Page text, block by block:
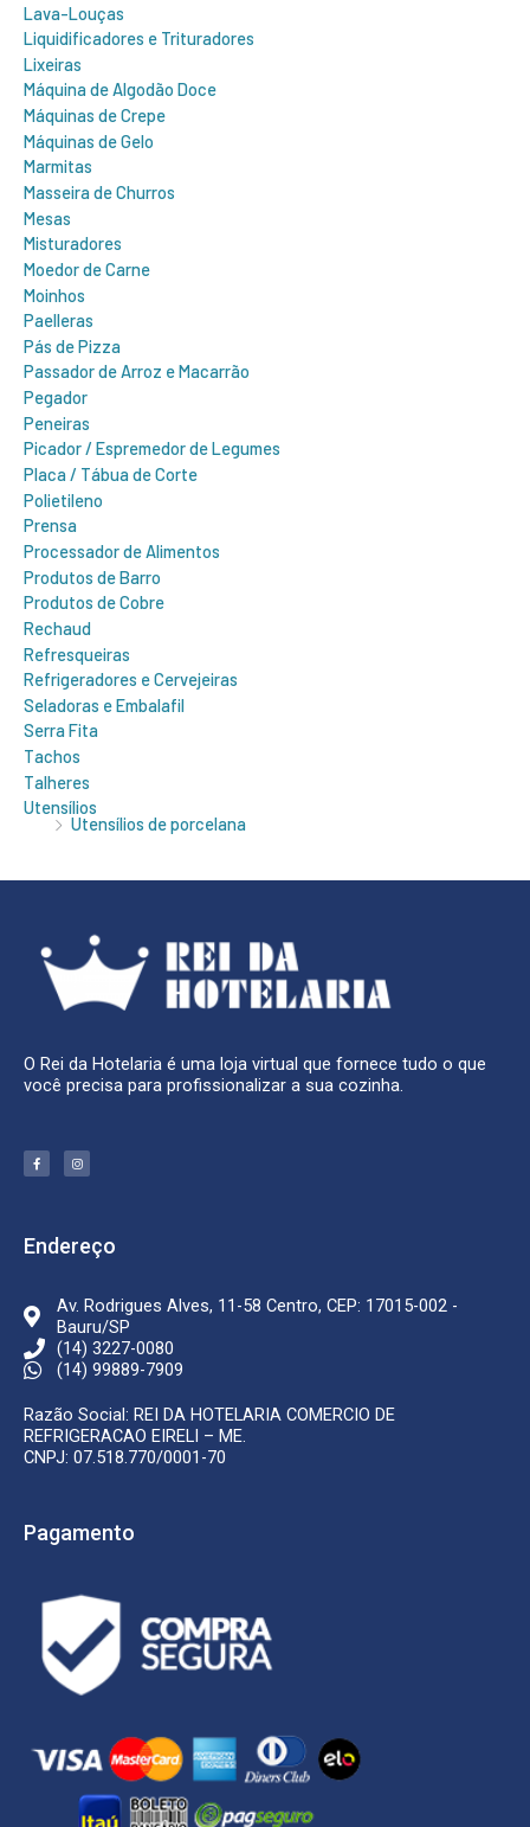
Lava-Louças
Liquidificadores e Trituradores
Lixeiras
Máquina de Algodão Doce
Máquinas de Crepe
Máquinas de Gelo
Marmitas
Masseira de Churros
Mesas
Misturadores
Moedor de Carne
Moinhos
Paelleras
Pás de Pizza
Passador de Arroz e Macarrão
Pegador
Peneiras
Picador / Espremedor de Legumes
Placa / Tábua de Corte
Polietileno
Prensa
Processador de Alimentos
Produtos de Barro
Produtos de Cobre
Rechaud
Refresqueiras
Refrigeradores e Cervejeiras
Seladoras e Embalafil
Serra Fita
Tachos
Talheres
Utensílios
Utensílios de porcelana
O Rei da Hotelaria é uma loja virtual que fornece tudo o que
você precisa para profissionalizar a sua cozinha.
F
a
c
k
-
I
n
s
m
Endereço
Av. Rodrigues Alves, 11-58 Centro, CEP: 17015-002 -
Bauru/SP
(14) 3227-0080
(14) 99889-7909
Razão Social: REI DA HOTELARIA COMERCIO DE
REFRIGERACAO EIRELI – ME.
CNPJ: 07.518.770/0001-70
Pagamento